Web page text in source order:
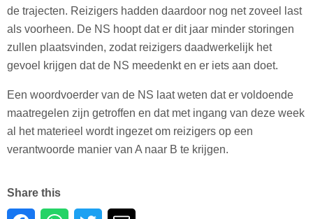
de trajecten. Reizigers hadden daardoor nog net zoveel last
als voorheen. De NS hoopt dat er dit jaar minder storingen
zullen plaatsvinden, zodat reizigers daadwerkelijk het
gevoel krijgen dat de NS meedenkt en er iets aan doet.
Een woordvoerder van de NS laat weten dat er voldoende
maatregelen zijn getroffen en dat met ingang van deze week
al het materieel wordt ingezet om reizigers op een
verantwoorde manier van A naar B te krijgen.
Share this